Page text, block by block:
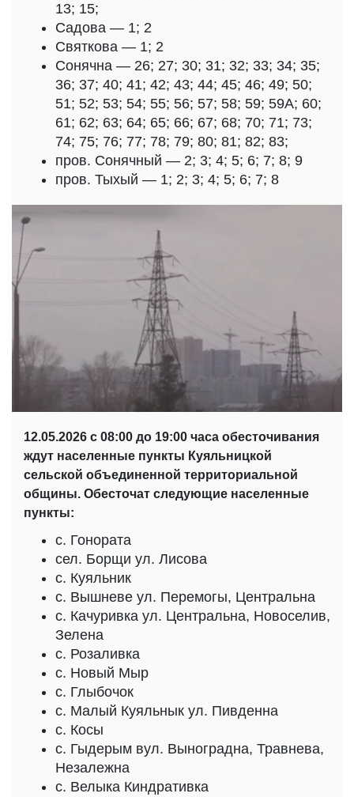
13; 15;
Садова — 1; 2
Святкова — 1; 2
Сонячна — 26; 27; 30; 31; 32; 33; 34; 35;
36; 37; 40; 41; 42; 43; 44; 45; 46; 49; 50;
51; 52; 53; 54; 55; 56; 57; 58; 59; 59А; 60;
61; 62; 63; 64; 65; 66; 67; 68; 70; 71; 73;
74; 75; 76; 77; 78; 79; 80; 81; 82; 83;
пров. Сонячный — 2; 3; 4; 5; 6; 7; 8; 9
пров. Тыхый — 1; 2; 3; 4; 5; 6; 7; 8
12.05.2026 с 08:00 до 19:00 часа обесточивания
ждут населенные пункты Куяльницкой
сельской объединенной территориальной
общины. Обесточат следующие населенные
пункты:
с. Гонората
сел. Борщи ул. Лисова
с. Куяльник
с. Вышневе ул. Перемогы, Центральна
с. Качуривка ул. Центральна, Новоселив,
Зелена
с. Розаливка
с. Новый Мыр
с. Глыбочок
с. Малый Куяльнык ул. Пивденна
с. Косы
с. Гыдерым вул. Выноградна, Травнева,
Незалежна
с. Велыка Киндративка